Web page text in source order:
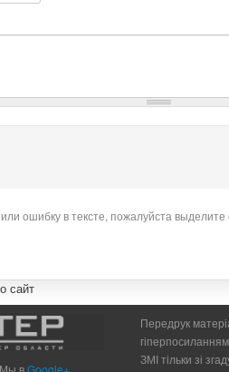
ошибку в тексте, пожалуйста
сайт
Мы вGoogle+
Передрук
ЗМІ тільки зі